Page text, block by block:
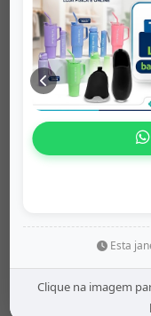
Esta
Clique na imagem
Origem:
R$ 34,69